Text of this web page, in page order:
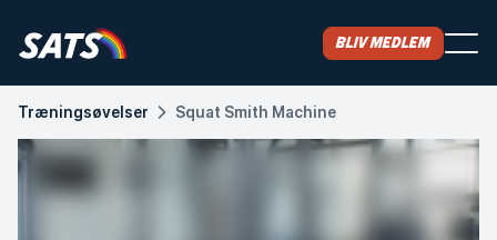
Bliv medlem
Træningsøvelser Squat Smith Machine